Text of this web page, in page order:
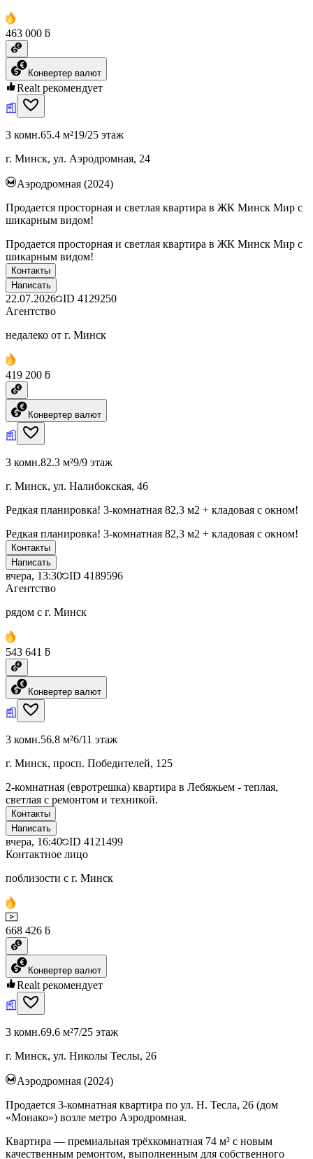
463 000 ƃ
Конвертер валют
Realt рекомендует
3 комн.65.4 м²19/25 этаж
г. Минск, ул. Аэродромная, 24
Аэродромная (2024)
Продается просторная и светлая квартира в ЖК Минск Мир с
шикарным видом!
Продается просторная и светлая квартира в ЖК Минск Мир с
шикарным видом!
Контакты
Написать
22.07.2026 ID 4129250
Агентство
недалеко от г. Минск
419 200 ƃ
Конвертер валют
3 комн.82.3 м²9/9 этаж
г. Минск, ул. Налибокская, 46
Редкая планировка! 3-комнатная 82,3 м2 + кладовая с окном!
Редкая планировка! 3-комнатная 82,3 м2 + кладовая с окном!
Контакты
Написать
вчера, 13:30 ID 4189596
Агентство
рядом с г. Минск
543 641 ƃ
Конвертер валют
3 комн.56.8 м²6/11 этаж
г. Минск, просп. Победителей, 125
2-комнатная (евротрешка) квартира в Лебяжьем - теплая,
светлая с ремонтом и техникой.
Контакты
Написать
вчера, 16:40 ID 4121499
Контактное лицо
поблизости с г. Минск
668 426 ƃ
Конвертер валют
Realt рекомендует
3 комн.69.6 м²7/25 этаж
г. Минск, ул. Николы Теслы, 26
Аэродромная (2024)
Продается 3-комнатная квартира по ул. Н. Тесла, 26 (дом
«Монако») возле метро Аэродромная.
Квартира — премиальная трёхкомнатная 74 м² с новым
качественным ремонтом, выполненным для собственного